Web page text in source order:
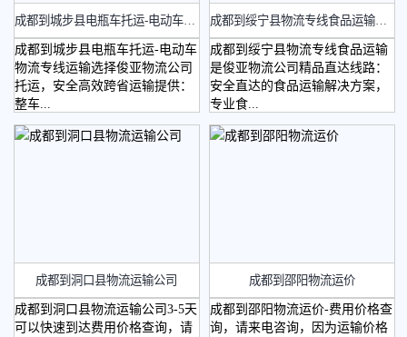
成都到城步县电瓶车托运-电动车
物流专线运输选择俊亚物流公司
托运，安全高效跨省运输提供：
整车...
成都到绥宁县物流专线食品运输
是俊亚物流公司精品直达线路：
安全直达的食品运输解决方案，
专业食...
成都到洞口县物流运输公司
成都到洞口县物流运输公司3-5天
可以快速到达费用价格查询，请
成都到邵阳物流运价
成都到邵阳物流运价-费用价格查
询，请来电咨询，因为运输价格